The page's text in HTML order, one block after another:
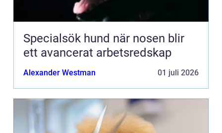
Specialsök hund när nosen blir
ett avancerat arbetsredskap
Alexander Westman 01 juli 2026